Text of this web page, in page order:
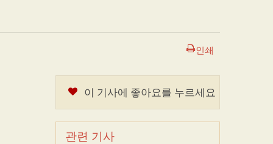
인쇄
이 기사에 좋아요를 누르세요
관련 기사